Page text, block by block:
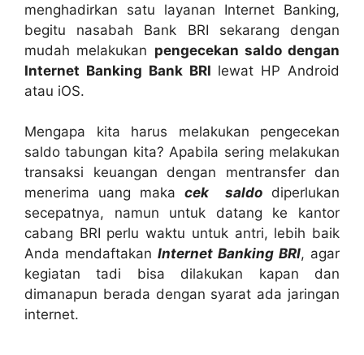
menghadirkan satu layanan Internet Banking,
begitu nasabah Bank BRI sekarang dengan
mudah melakukan pengecekan saldo dengan
Internet Banking Bank BRI lewat HP Android
atau iOS.
Mengapa kita harus melakukan pengecekan
saldo tabungan kita? Apabila sering melakukan
transaksi keuangan dengan mentransfer dan
menerima uang maka cek saldo diperlukan
secepatnya, namun untuk datang ke kantor
cabang BRI perlu waktu untuk antri, lebih baik
Anda mendaftakan Internet Banking BRI, agar
kegiatan tadi bisa dilakukan kapan dan
dimanapun berada dengan syarat ada jaringan
internet.